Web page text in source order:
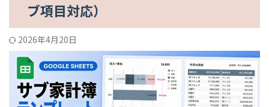
ブ項目対応）
2026年4月20日